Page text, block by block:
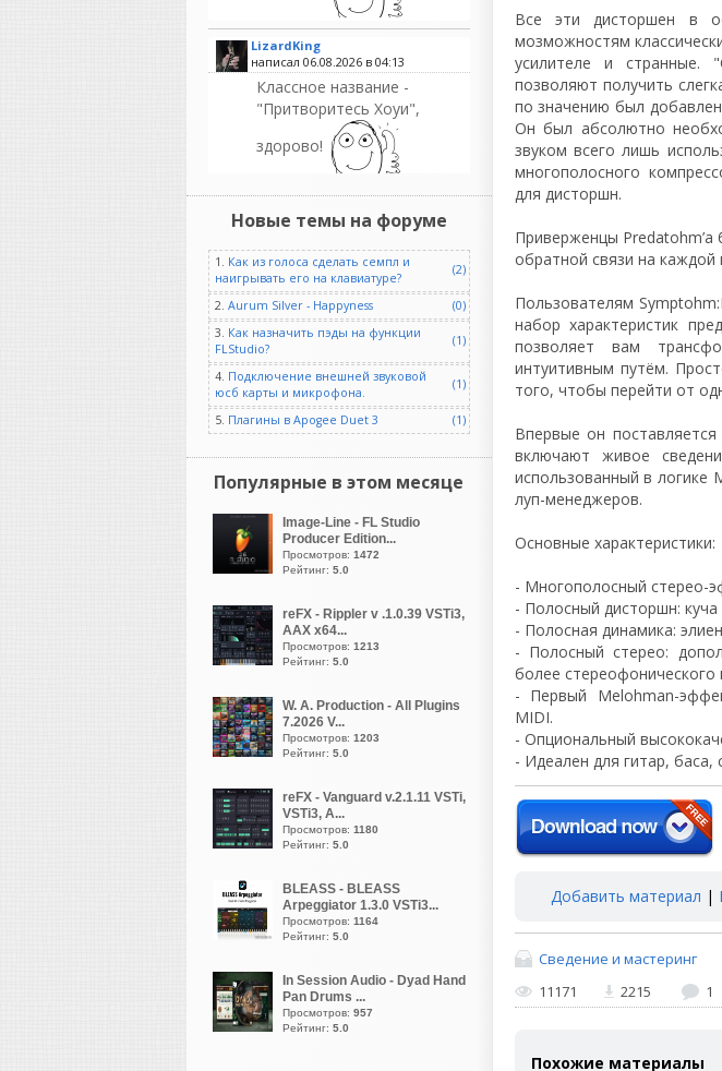
Все эти дисторшен в
мозможностям
усилителе и странные.
позволяют получить
по значению был
Он был абсолютно
звуком всего лишь
многополосного
для дисторшн.
Приверженцы Predatohm’а
обратной связи на
Пользователям
набор характеристик
позволяет вам
интуитивным путём.
того, чтобы перейти от
Впервые он
включают живое
использованный в логике
луп-менеджеров.
Основные характеристики:
- Многополосный стерео-
- Полосный дисторшн:
- Полосная динамика:
- Полосный стерео:
более стереофонического
- Первый Melohman-
MIDI.
- Опциональный
- Идеален для гитар, баса,
Добавить материал |
Сведение и мастеринг
11171
2215 1
Похожие материалы
LizardKing
написал 06.08.2026 в 04:13
Классное название -
"Притворитесь Хоуи",
здорово!
написал 06.08.2026 в 00:28
всегда были, есть и будут.
Ser6140
написал 06.08.2026 в00:24
У федюньчиков что то
написал 05.08.2026 в23:47
Heavy
многие мировые звезды
хип-хопа, трэпа и
электронной танцевальной
Metro Boomin, Martin Garrix,
Hit-Boy, Nick Mira, 9th
Wonder и Avicii. Эта
благодаря быстрому
созданию базовых ритмов и
удобному интерфейсу.
Хип-хоп и трэп продюсеры
Metro Boomin: автор
хитов для Future, Drake и
Travis Scott.
West, Jay-Z, Eminem и 50
Cent.
9th Wonder:
Новые темы на форуме
1. Как из голоса сделать семпл и
наигрывать его на клавиатуре?
(2)
2. Aurum Silver - Happyness
(0)
3. Как назначить пэды на функции
FLStudio?
(1)
4. Подключение внешней звуковой
юсб карты и микрофона.
(1)
5. Плагины в Apogee Duet 3 (1)
Популярные в этом месяце
Image-Line - FL Studio
Producer Edition...
Просмотров: 1472
Рейтинг: 5.0
reFX - Rippler v .1.0.39 VSTi3,
AAX x64...
Просмотров: 1213
Рейтинг: 5.0
W. A. Production - All Plugins
7.2026 V...
Просмотров: 1203
Рейтинг: 5.0
reFX - Vanguard v.2.1.11 VSTi,
VSTi3, A...
Просмотров: 1180
Рейтинг: 5.0
BLEASS - BLEASS
Arpeggiator 1.3.0 VSTi3...
Просмотров: 1164
Рейтинг: 5.0
In Session Audio - Dyad Hand
Pan Drums ...
Просмотров: 957
Рейтинг: 5.0